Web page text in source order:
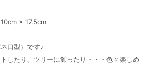
× 17.5cm
口型）です♪
したり、ツリーに飾ったり・・・色々楽しめ